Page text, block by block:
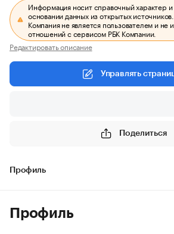
Информация носит справочный характер
основании данных из открытых источников.
Компания не является пользователем и не
отношений с сервисом РБК Компании.
Редактировать описание
Управлять
Поделиться
Профиль
Профиль